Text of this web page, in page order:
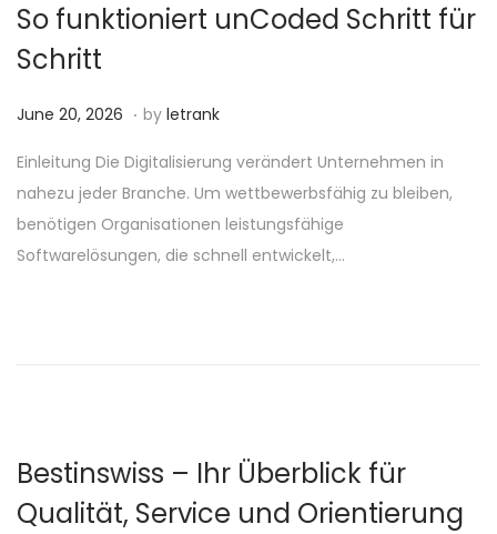
So funktioniert unCoded Schritt für
Schritt
P
s
t
e
d
June 20, 2026 J
n
e
2
0
. by letrank
Einleitung Die Digitalisierung verändert Unternehmen in
nahezu jeder Branche. Um wettbewerbsfähig zu bleiben,
benötigen Organisationen leistungsfähige
Softwarelösungen, die schnell entwickelt,…
Bestinswiss – Ihr Überblick für
Qualität, Service und Orientierung